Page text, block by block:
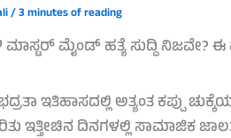
/3 minutes of reading
ಇತಿಹಾಸದಲ್ಲಿ ಅತ್ಯಂತ ಕಪ್ಪು
ಇತ್ತೀಚಿನ ದಿನಗಳಲ್ಲಿ ಸಾಮಾಜಿಕ